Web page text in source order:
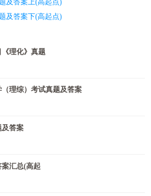
及答案上(高起点)
及答案下(高起点)
理化》真题
理综）考试真题及答案
及答案
汇总(高起